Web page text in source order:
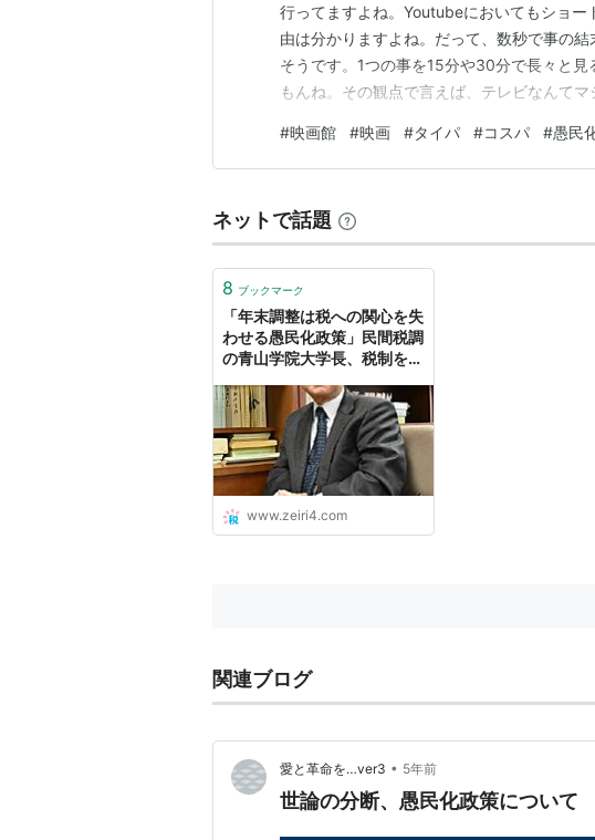
行ってますよね。Youtubeにおいてもショ
由は分かりますよね。だって、数秒で事の
そうです。1つの事を15分や30分で長々と
もんね。その観点で言えば、テレビなんて
なんでそう思うかるる綴って行きますね。
い。 ③シートが固定。 ①倍速視聴出来な…
#映画館 #映画 #タイパ #コスパ #愚民
ネットで話題
8 ブックマーク
「年末調整は税への関心を失
わせる愚民化政策」民間税調
の青山学院大学長、税制を斬
www.zeiri4.com
関連ブログ
愛と革命を…ver3 • 5年前
世論の分断、愚民化政策について